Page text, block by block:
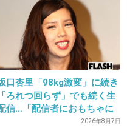
ちゃう
く贈って来るんだ
て来られたりして正
うなった
口杏里「98kg激変」に続き
「ろれつ回らず」でも続く生
信…「配信者におもちゃに
されてる」知人は懸念表明
2026年8月7日